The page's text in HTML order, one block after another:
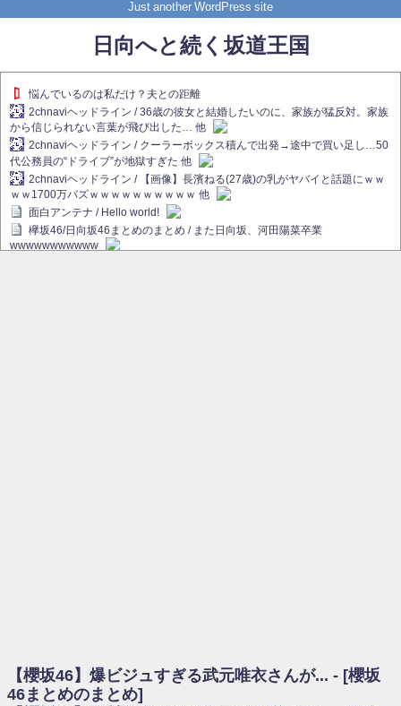
Just another WordPress site
日向へと続く坂道王国
悩んでいるのは私だけ？夫との距離
2chnaviヘッドライン / 36歳の彼女と結婚したいのに、家族が猛反対。家族
から信じられない言葉が飛び出した… 他
2chnaviヘッドライン / クーラーボックス積んで出発→途中で買い足し…50
代公務員の“ドライブ”が地獄すぎた 他
2chnaviヘッドライン / 【画像】長濱ねる(27歳)の乳がヤバイと話題にｗｗ
ｗｗ1700万バズｗｗｗｗｗｗｗｗｗｗ 他
面白アンテナ / Hello world!
欅坂46/日向坂46まとめのまとめ / また日向坂、河田陽菜卒業
wwwwwwwwwww
日向坂46まとめのまとめ / 【日向坂46】富田鈴花1st写真集、発売記念記者
会見の模様がこちら！
【櫻坂46】爆ビジュすぎる武元唯衣さんが... - [櫻坂
46まとめのまとめ]